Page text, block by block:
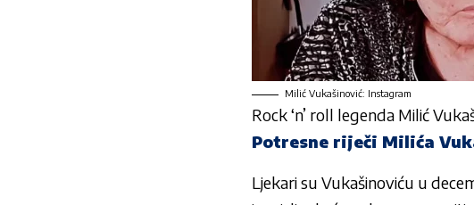
Milić Vukašinović: Instagram
Rock ‘n’ roll legenda Milić
Potresne riječi Milića
Ljekari su Vukašinoviću u